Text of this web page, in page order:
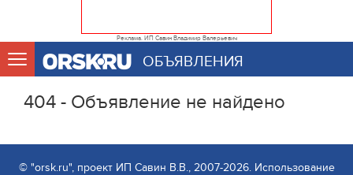
Реклама. ИП Савин Владимир Валерьевич
ОБЪЯВЛЕНИЯ
404 - Объявление не найдено
© "orsk.ru", проект ИП Савин В.В., 2007-2026. Использование